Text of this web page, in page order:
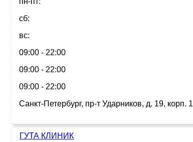
сб:
вс:
09:00 - 22:00
09:00 - 22:00
09:00 - 22:00
Санкт-Петербург, пр-т Ударников, д. 19, корп. 1
ГУТА КЛИНИК